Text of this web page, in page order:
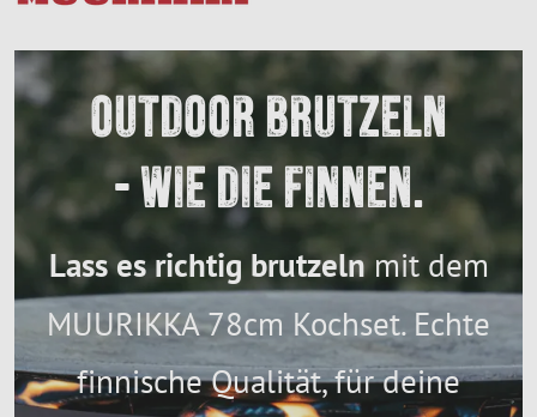
OUTDOOR BRUTZELN
- WIE DIE FINNEN.
Lass es richtig brutzelnmit dem
MUURIKKA 78cm Kochset. Echte
finnische Qualität, für deine